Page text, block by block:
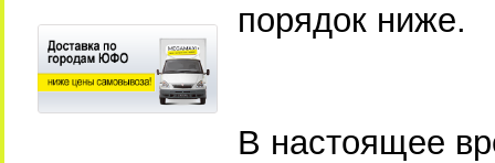
порядок ниже.
В настоящее